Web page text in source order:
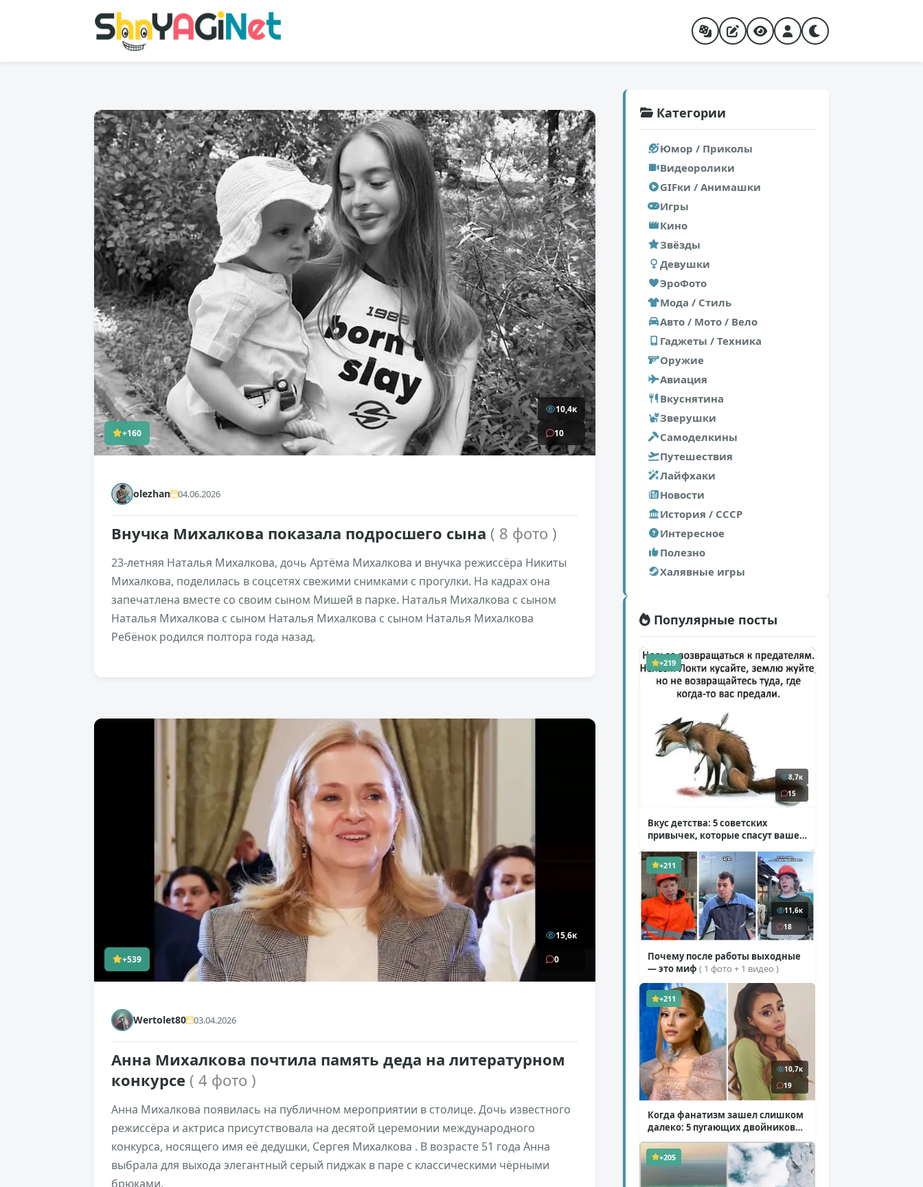
+160
10,4к
10
olezhan 04.06.2026
Внучка Михалкова показала подросшего сына ( 8 фото )
23-летняя Наталья Михалкова, дочь Артёма Михалкова и внучка режиссёра Никиты
Михалкова, поделилась в соцсетях свежими снимками с прогулки. На кадрах она
запечатлена вместе со своим сыном Мишей в парке. Наталья Михалкова с сыном
Наталья Михалкова с сыном Наталья Михалкова с сыном Наталья Михалкова
Ребёнок родился полтора года назад.
+539
15,6к
0
Wertolet80 03.04.2026
Анна Михалкова почтила память деда на литературном
конкурсе ( 4 фото )
Анна Михалкова появилась на публичном мероприятии в столице. Дочь известного
режиссёра и актриса присутствовала на десятой церемонии международного
конкурса, носящего имя её дедушки, Сергея Михалкова . В возрасте 51 года Анна
выбрала для выхода элегантный серый пиджак в паре с классическими чёрными
брюками.
Категории
Юмор / Приколы
Видеоролики
GIFки / Анимашки
Игры
Кино
Звёзды
Девушки
ЭроФото
Мода / Стиль
Авто / Мото / Вело
Гаджеты / Техника
Оружие
Авиация
Вкуснятина
Зверушки
Самоделкины
Путешествия
Лайфхаки
Новости
История / СССР
Интересное
Полезно
Халявные игры
Популярные посты
+219
8,7к
15
Вкус детства: 5 советских
привычек, которые спасут ваше
+211
11,6к
18
Почему после работы выходные
— это миф ( 1 фото + 1 видео )
+211
10,7к
19
Когда фанатизм зашел слишком
далеко: 5 пугающих двойников
звезд( 10 фото )
+205